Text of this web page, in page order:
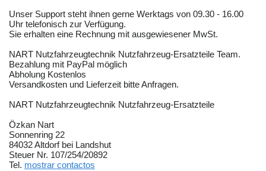
Unser Support steht ihnen gerne Werktags von 09.30 - 16.00
Uhr telefonisch zur Verfügung.
Sie erhalten eine Rechnung mit ausgewiesener MwSt.
NART Nutzfahrzeugtechnik Nutzfahrzeug-Ersatzteile Team.
Bezahlung mit PayPal möglich
Abholung Kostenlos
Versandkosten und Lieferzeit bitte Anfragen.
NART Nutzfahrzeugtechnik Nutzfahrzeug-Ersatzteile
Özkan Nart
Sonnenring 22
84032 Altdorf bei Landshut
Steuer Nr. 107/254/20892
Tel. mostrar contactos